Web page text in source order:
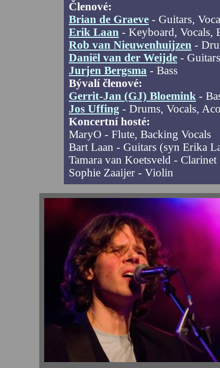
Členové:
Brian de Graeve - Guitars,
Erik Laan - Keyboard, Vocals,
Rob van Nieuwenhuijzen -
Daniël van der Weijde - Guitars
Jurjen Bergsma - Bass
Bývalí členové:
Gerrit-Jan (GJ) Bloemink -
Jos Uffing - Drums, Vocals,
Koncertní hosté:
MaryO - Flute, Backing Vocals
Bart Laan - Guitars (syn Erika
Tamara van Koetsveld - Clarinet
Sophie Zaaijer - Violin